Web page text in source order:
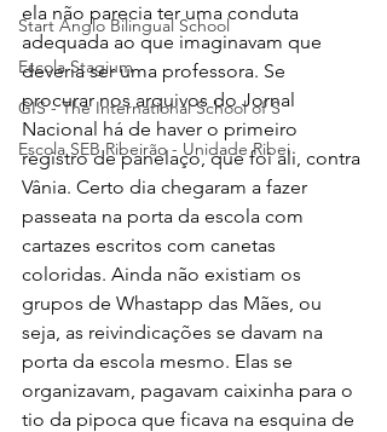
Start Anglo Bilingual School
Escola Stagium
GIS - The International School of S
Escola SEB Ribeirão - Unidade Ribei
ela não parecia ter uma conduta
adequada ao que imaginavam que
deveria ser uma professora. Se
procurar nos arquivos do Jornal
Nacional há de haver o primeiro
registro de panelaço, que foi ali, contra
Vânia. Certo dia chegaram a fazer
passeata na porta da escola com
cartazes escritos com canetas
coloridas. Ainda não existiam os
grupos de Whastapp das Mães, ou
seja, as reivindicações se davam na
porta da escola mesmo. Elas se
organizavam, pagavam caixinha para o
tio da pipoca que ficava na esquina de